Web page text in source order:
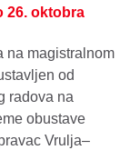
26. oktobra
na magistralnom
od
radova na
obustave
Vrulja–